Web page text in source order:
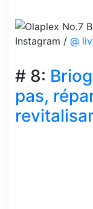
Instagram / @
# 8:
pas,